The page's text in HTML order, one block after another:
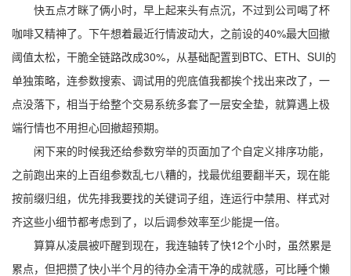
快五点才眯了俩小时，早上起来头有点沉，不过到公司喝了杯
咖啡又精神了。下午想着最近行情波动大，之前设的40%最大回撤
阈值太松，干脆全链路改成30%，从基础配置到BTC、ETH、SUI的
单独策略，连参数搜索、调试用的兜底值我都挨个找出来改了，一
点没落下，相当于给整个交易系统多套了一层安全垫，就算遇上极
端行情也不用担心回撤超预期。
闲下来的时候我还给参数穷举的页面加了个自定义排序功能，
之前跑出来的上百组参数乱七八糟的，找最优组要翻半天，现在能
按前缀归组，优先排我要找的关键词子组，连运行中禁用、样式对
齐这些小细节都考虑到了，以后调参效率至少能提一倍。
算算从凌晨被吓醒到现在，我连轴转了快12个小时，虽然累是
累点，但把攒了快小半个月的待办全清干净的成就感，可比睡个懒